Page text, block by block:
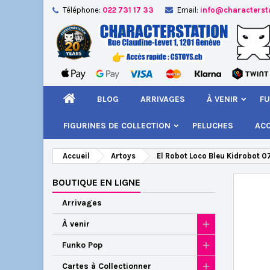
Téléphone: 022 731 17 33 Email:
BLOG ARRIVAGES À VENIR
FIGURINES DE COLLECTION PELUCHES
Accueil Artoys El Robot Loco Bleu Kidrobot
BOUTIQUE EN LIGNE
Arrivages
À venir
Funko Pop
Cartes à Collectionner